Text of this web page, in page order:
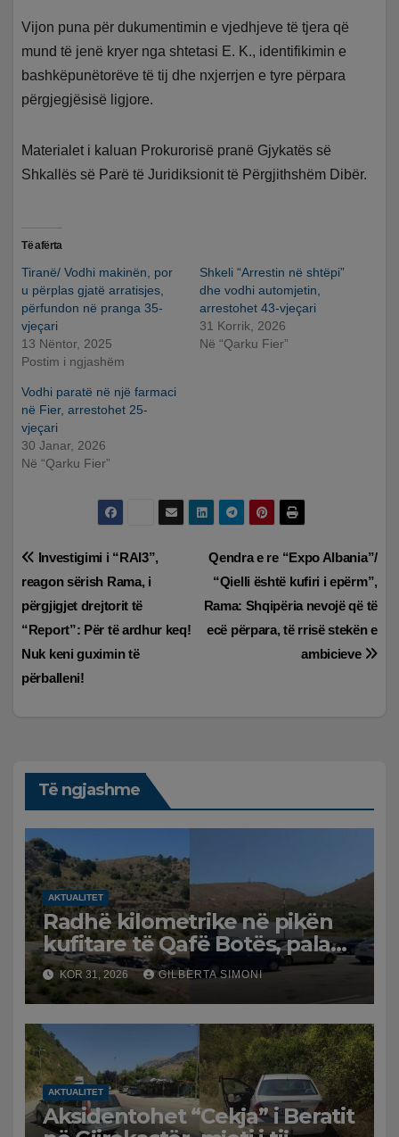
Vijon puna për dukumentimin e vjedhjeve të tjera që
mund të jenë kryer nga shtetasi E. K., identifikimin e
bashkëpunëtorëve të tij dhe nxjerrjen e tyre përpara
përgjegjësisë ligjore.
Materialet i kaluan Prokurorisë pranë Gjykatës së
Shkallës së Parë të Juridiksionit të Përgjithshëm Dibër.
Të afërta
Tiranë/ Vodhi makinën, por
u përplas gjatë arratisjes,
përfundon në pranga 35-
vjeçari
13 Nëntor, 2025
Postim i ngjashëm
Shkeli “Arrestin në shtëpi”
dhe vodhi automjetin,
arrestohet 43-vjeçari
31 Korrik, 2026
Në “Qarku Fier”
Vodhi paratë në një farmaci
në Fier, arrestohet 25-
vjeçari
30 Janar, 2026
Në “Qarku Fier”
Lëvizje
te
postimet
Qendra e re “Expo Albania”/
“Qielli është kufiri i epërm”,
Rama: Shqipëria nevojë që të
ecë përpara, të rrisë stekën e
ambicieve
Investigimi i “RAI3”,
reagon sërish Rama, i
përgjigjet drejtorit të
“Report”: Për të ardhur keq!
Nuk keni guximin të
përballeni!
Të ngjashme
AKTUALITET
Radhë kilometrike në pikën
kufitare të Qafë Botës, pala
greke raporton defekt në
sistem, qytetarët mbeten të
bllokuar
KOR 31, 2026 GILBERTA SIMONI
AKTUALITET
Aksidentohet “Cekja” i Beratit